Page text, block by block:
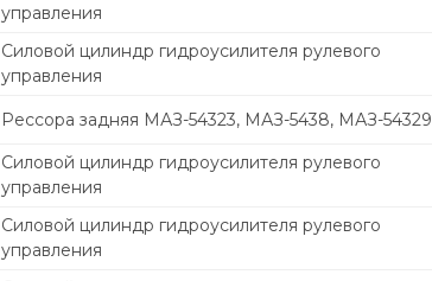
управления
Силовой цилиндр гидроусилителя рулевого
управления
Рессора задняя МАЗ-54323, МАЗ-5438, МАЗ-54329
Силовой цилиндр гидроусилителя рулевого
управления
Силовой цилиндр гидроусилителя рулевого
управления